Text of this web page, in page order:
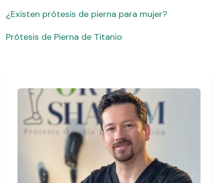
¿Existen prótesis de pierna para mujer?
Prótesis de Pierna de Titanio